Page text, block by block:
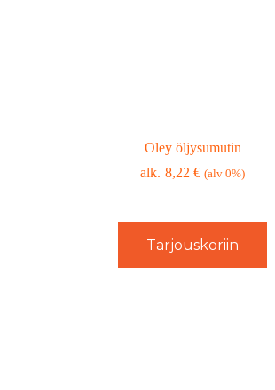
Oley öljysumutin
8,22€ (alv 0%)
Tarjouskoriin